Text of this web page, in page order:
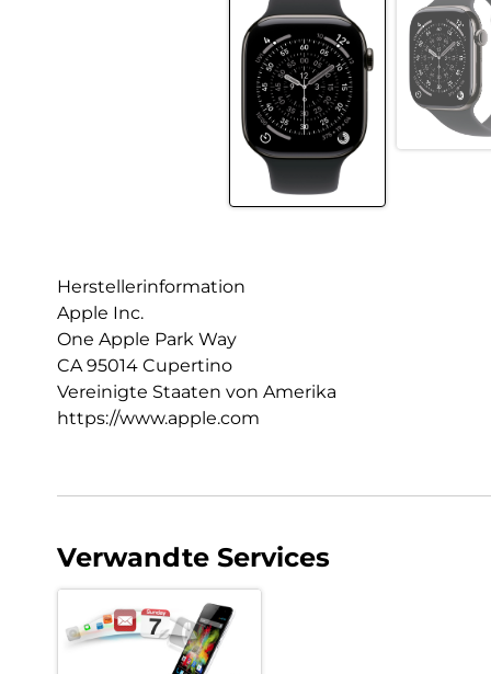
Herstellerinformation
Apple Inc.
One Apple Park Way
CA 95014 Cupertino
Vereinigte Staaten von Amerika
https://www.apple.com
Verwandte Services